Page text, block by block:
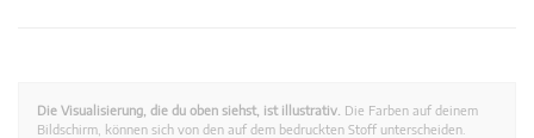
Die Visualisierung, die du oben siehst, ist illustrativ. Die Farben auf deinem
Bildschirm, können sich von den auf dem bedruckten Stoff unterscheiden.